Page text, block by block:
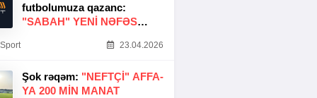
futbolumuza qazanc:
"SABAH" YENI NƏFƏS
23.04.2026
Şok rəqəm: "NEFTÇI" AFFA-
YA 200 MIN MANAT